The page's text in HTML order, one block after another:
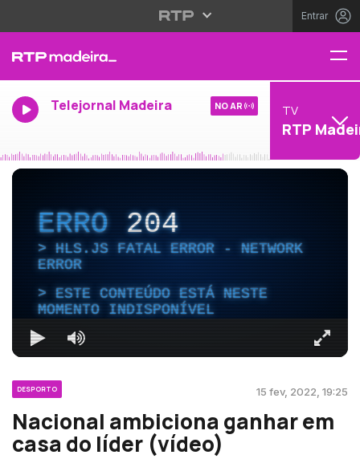
Entrar
Telejornal Madeira NO AR TV
RTP
ERRO204
HLS.JS FATAL ERROR - NETWORK
ERROR
ESTE CONTEÚDO ESTÁ NESTE
MOMENTO INDISPONÍVEL
DESPORTO 15 fev, 2022, 19:25
Nacional ambiciona ganhar em
casa do líder (vídeo)